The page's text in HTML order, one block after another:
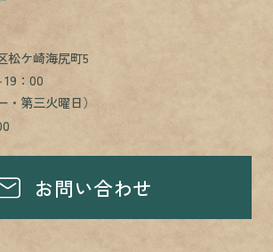
松ケ崎海尻町5
：00
第三火曜日）
お問い合わせ